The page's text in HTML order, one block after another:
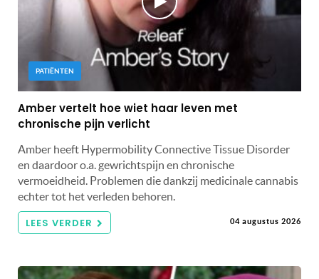
PATIËNTEN
Amber vertelt hoe wiet haar leven met
chronische pijn verlicht
Amber heeft Hypermobility Connective Tissue Disorder
en daardoor o.a. gewrichtspijn en chronische
vermoeidheid. Problemen die dankzij medicinale cannabis
echter tot het verleden behoren.
LEES VERDER 04 augustus 2026